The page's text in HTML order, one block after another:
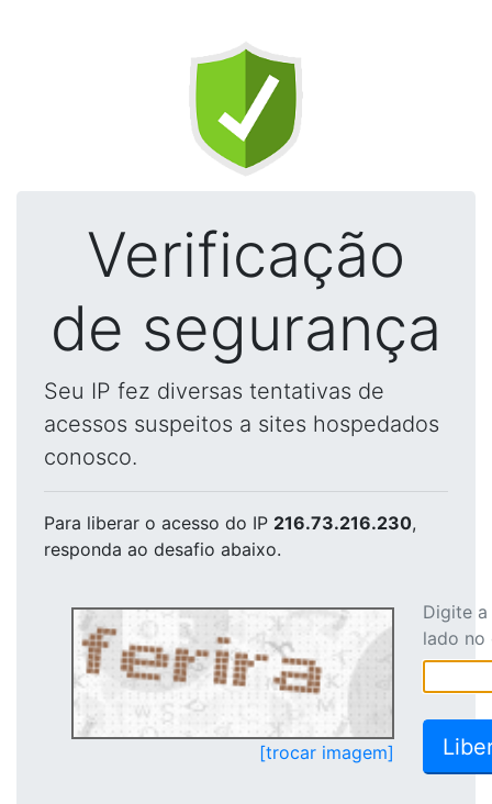
Verificação
de segurança
Seu IP fez diversas tentativas de
acessos suspeitos a sites hospedados
conosco.
Para liberar o acesso do IP 216.73.216.230,
responda ao desafio abaixo.
[trocar imagem]
Digite
lado no